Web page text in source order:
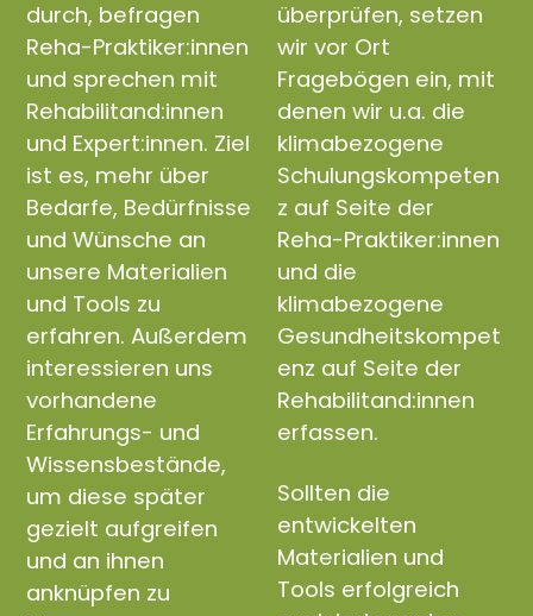
durch, befragen
Reha-Praktiker:innen
und sprechen mit
Rehabilitand:innen
und Expert:innen. Ziel
ist es, mehr über
Bedarfe, Bedürfnisse
und Wünsche an
unsere Materialien
und Tools zu
erfahren. Außerdem
interessieren uns
vorhandene
Erfahrungs- und
Wissensbestände,
um diese später
gezielt aufgreifen
und an ihnen
anknüpfen zu
überprüfen, setzen
wir vor Ort
Fragebögen ein, mit
denen wir u.a. die
klimabezogene
Schulungskompeten
z auf Seite der
Reha-Praktiker:innen
und die
klimabezogene
Gesundheitskompet
enz auf Seite der
Rehabilitand:innen
erfassen.
Sollten die
entwickelten
Materialien und
Tools erfolgreich